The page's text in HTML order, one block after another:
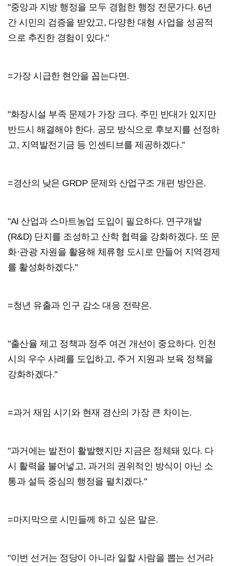
"중앙과 지방 행정을 모두 경험한 행정 전문가다. 6년
간 시민의 검증을 받았고, 다양한 대형 사업을 성공적
으로 추진한 경험이 있다."
=가장 시급한 현안을 꼽는다면.
"화장시설 부족 문제가 가장 크다. 주민 반대가 있지만
반드시 해결해야 한다. 공모 방식으로 후보지를 선정하
고, 지역발전기금 등 인센티브를 제공하겠다."
=경산의 낮은 GRDP 문제와 산업구조 개편 방안은.
"AI 산업과 스마트농업 도입이 필요하다. 연구개발
(R&D) 단지를 조성하고 산학 협력을 강화하겠다. 또 문
화·관광 자원을 활용해 체류형 도시로 만들어 지역경제
를 활성화하겠다."
=청년 유출과 인구 감소 대응 전략은.
"출산율 제고 정책과 정주 여건 개선이 중요하다. 인천
시의 우수 사례를 도입하고, 주거 지원과 보육 정책을
강화하겠다."
=과거 재임 시기와 현재 경산의 가장 큰 차이는.
"과거에는 발전이 활발했지만 지금은 정체돼 있다. 다
시 활력을 불어넣고, 과거의 권위적인 방식이 아닌 소
통과 설득 중심의 행정을 펼치겠다."
=마지막으로 시민들께 하고 싶은 말은.
"이번 선거는 정당이 아니라 일할 사람을 뽑는 선거라